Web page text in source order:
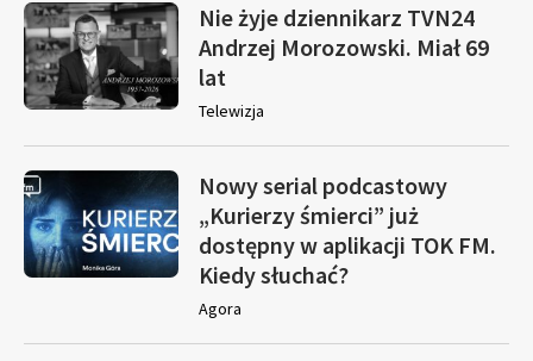
Nie żyje dziennikarz TVN24
Andrzej Morozowski. Miał 69
lat
Telewizja
Nowy serial podcastowy
„Kurierzy śmierci” już
dostępny w aplikacji TOK FM.
Kiedy słuchać?
Agora